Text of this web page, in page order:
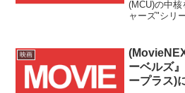
てまとめて
(MCU)の中
ャーズ"シリ
ントの緊急生
た！！
映画
ーベルズ
ープラス)